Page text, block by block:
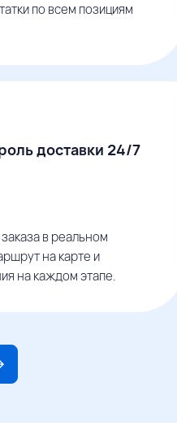
по всем позициям
доставки 24/7
в реальном
на карте и
на каждом этапе.